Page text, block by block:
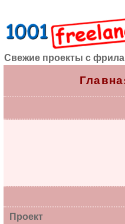
Свежие проекты с
Проект